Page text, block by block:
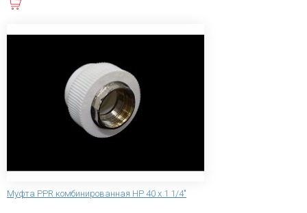
Муфта PPR комбинированная НР 40 х 1 1/4"